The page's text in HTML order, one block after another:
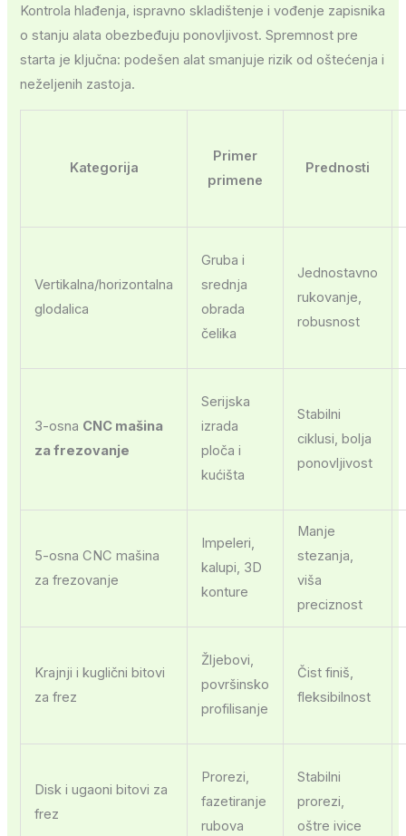
Kontrola hlađenja, ispravno skladištenje i vođenje zapisnika
o stanju alata obezbeđuju ponovljivost. Spremnost pre
starta je ključna: podešen alat smanjuje rizik od oštećenja i
neželjenih zastoja.
Kategorija
Primer
primene
Prednosti
Vertikalna/horizontalna
glodalica
Gruba i
srednja
obrada
čelika
Jednostavno
rukovanje,
robusnost
3-osna CNC mašina
za frezovanje
Serijska
izrada
ploča i
kućišta
Stabilni
ciklusi, bolja
ponovljivost
5-osna CNC mašina
za frezovanje
Impeleri,
kalupi, 3D
konture
Manje
stezanja,
viša
preciznost
Krajnji i kuglični bitovi
za frez
Žljebovi,
površinsko
profilisanje
Čist finiš,
fleksibilnost
Disk i ugaoni bitovi za
frez
Prorezi,
fazetiranje
rubova
Stabilni
prorezi,
oštre ivice